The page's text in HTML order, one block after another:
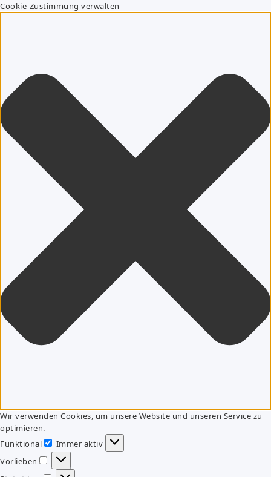
Cookie-Zustimmung verwalten
Wir verwenden Cookies, um unsere Website und unseren Service zu
optimieren.
Funktional
Funktional
Immer aktiv
Vorlieben
Vorlieben